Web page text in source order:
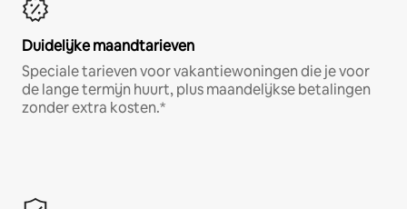
Duidelijke maandtarieven
Speciale tarieven voor vakantiewoningen die je voor
de lange termijn huurt, plus maandelijkse betalingen
zonder extra kosten.*